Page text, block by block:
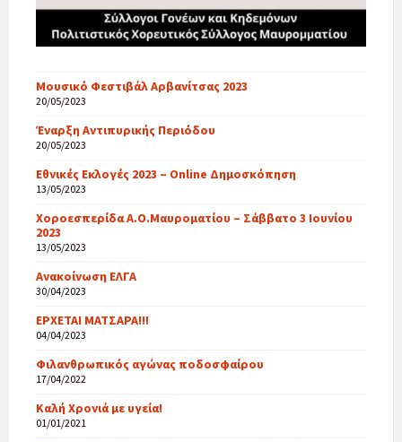
Μουσικό Φεστιβάλ Αρβανίτσας 2023
20/05/2023
Έναρξη Αντιπυρικής Περιόδου
20/05/2023
Εθνικές Εκλογές 2023 – Online Δημοσκόπηση
13/05/2023
Χοροεσπερίδα Α.Ο.Μαυροματίου – Σάββατο 3 Ιουνίου
2023
13/05/2023
Ανακοίνωση ΕΛΓΑ
30/04/2023
ΕΡΧΕΤΑΙ ΜΑΤΣΑΡΑ!!!
04/04/2023
Φιλανθρωπικός αγώνας ποδοσφαίρου
17/04/2022
Καλή Χρονιά με υγεία!
01/01/2021